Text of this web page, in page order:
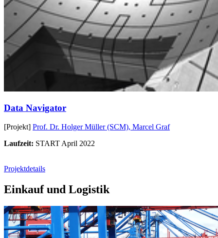
Data Navigator
[Projekt] Prof. Dr. Holger Müller (SCM), Marcel Graf
Laufzeit: START April 2022
Projektdetails
Einkauf und Logistik